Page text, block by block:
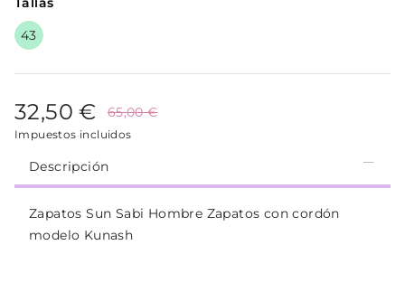
43
32,50 € 65,00 €
Impuestos incluidos
Descripción
Zapatos Sun Sabi Hombre Zapatos con cordón
modelo Kunash